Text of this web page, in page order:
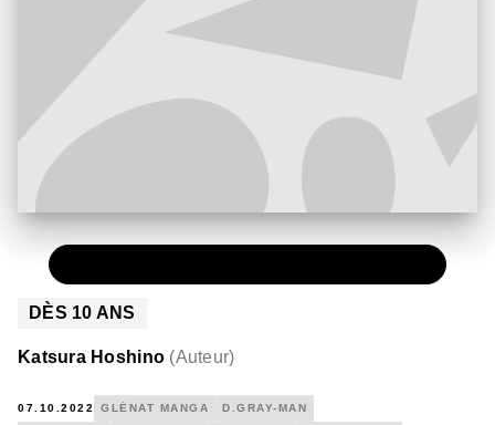
DÈS 10 ANS
Katsura Hoshino (Auteur)
07.10.2022 GLÉNAT MANGA D.GRAY-MAN